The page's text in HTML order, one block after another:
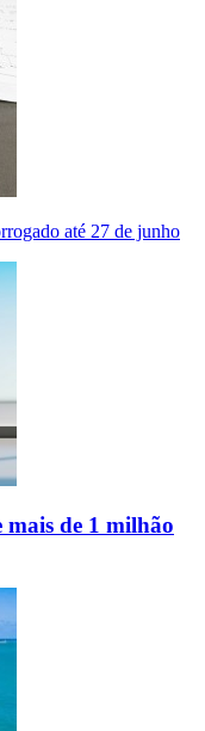
até 27 de junho
de 1 milhão